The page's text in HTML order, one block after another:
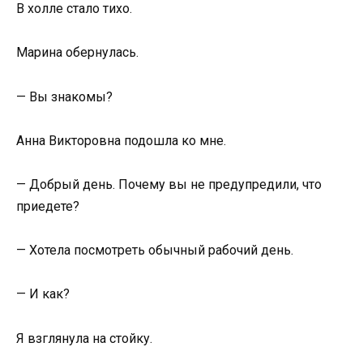
В холле стало тихо.
Марина обернулась.
— Вы знакомы?
Анна Викторовна подошла ко мне.
— Добрый день. Почему вы не предупредили, что
приедете?
— Хотела посмотреть обычный рабочий день.
— И как?
Я взглянула на стойку.